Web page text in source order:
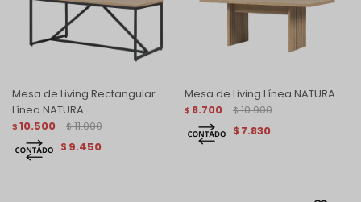
Mesa de Living Rectangular
Línea NATURA
$ 10.500 $ 11.000
$ 9.450
Mesa de Living Línea NATURA
$ 8.700 $ 10.900
$ 7.830